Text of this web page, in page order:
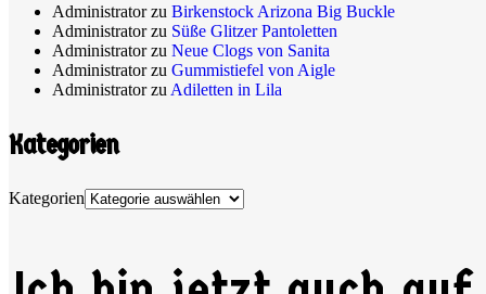
Administratorzu Birkenstock Arizona Big Buckle
Administratorzu Süße Glitzer Pantoletten
Administratorzu Neue Clogs von Sanita
Administratorzu Gummistiefel von Aigle
Administratorzu Adiletten in Lila
Kategorien
Kategorien